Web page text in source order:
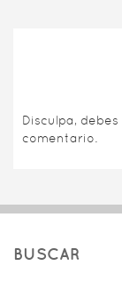
Disculpa, debes
comentario.
BUSCAR